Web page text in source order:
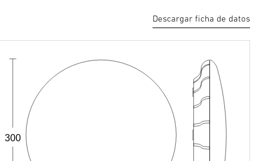
Descargar ficha de datos
300